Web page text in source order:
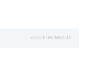
AUTOPROMOCJA